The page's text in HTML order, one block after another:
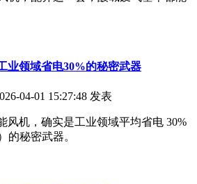
业领域省电30%的秘密武器
04-01 15:27:48 发表
风机，确实是工业领域平均省电 30%
的秘密武器。